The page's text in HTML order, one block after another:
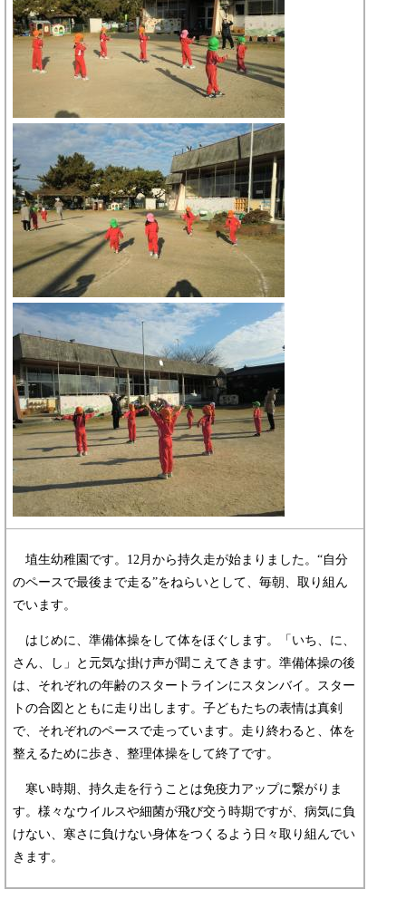
​ 埴生幼稚園です。12月から持久走が始まりました。“自分
のペースで最後まで走る”をねらいとして、毎朝、取り組ん
でいます。
はじめに、準備体操をして体をほぐします。「いち、に、
さん、し」と元気な掛け声が聞こえてきます。準備体操の後
は、それぞれの年齢のスタートラインにスタンバイ。スター
トの合図とともに走り出します。子どもたちの表情は真剣
で、それぞれのペースで走っています。走り終わると、体を
整えるために歩き、整理体操をして終了です。
寒い時期、持久走を行うことは免疫力アップに繋がりま
す。様々なウイルスや細菌が飛び交う時期ですが、病気に負
けない、寒さに負けない身体をつくるよう日々取り組んでい
きます。